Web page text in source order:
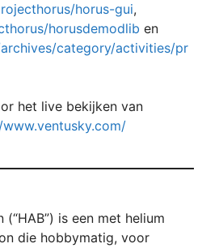
horus-gui,
horusdemodlib en
category/activities/pr
het live bekijken van
is een met helium
die hobbymatig, voor